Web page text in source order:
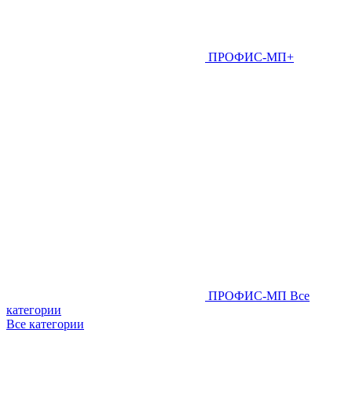
ПРОФИС-МП+
ПРОФИС-МП Все
категории
Все категории